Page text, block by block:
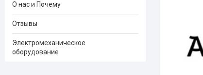
О нас и Почему
Отзывы
Электромеханическое
оборудование